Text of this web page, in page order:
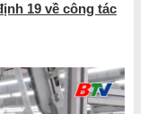
19 về công tác